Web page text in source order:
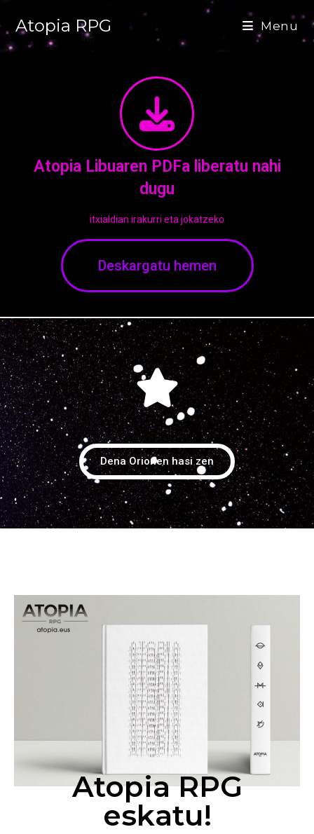
Atopia RPG Menu
Atopia Libuaren PDFa liberatu nahi
dugu
itxialdian irakurri eta jokatzeko
Deskargatu hemen
Dena Orionen hasi zen
Atopia RPG
eskatu!